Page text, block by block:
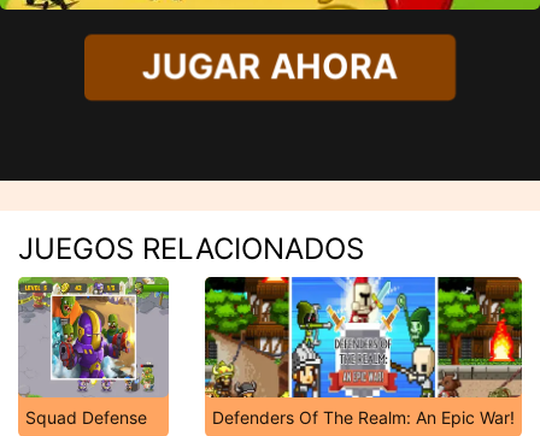
JUGAR AHORA
JUEGOS RELACIONADOS
Squad Defense Defenders Of The Realm: An Epic War!